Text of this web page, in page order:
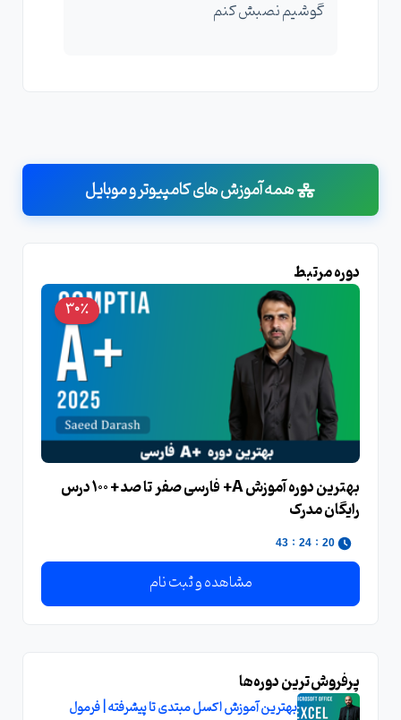
گوشیم نصبش کنم
همه آموزش های کامپیوتر و موبایل
دوره مرتبط
30٪
بهترین دوره آموزش A+ فارسی صفر تا صد + 100 درس
رایگان مدرک
20
:
24
:
43
مشاهده و ثبت نام
پرفروش‌ترین دوره‌ها
بهترین آموزش اکسل مبتدی تا پیشرفته | فرمول